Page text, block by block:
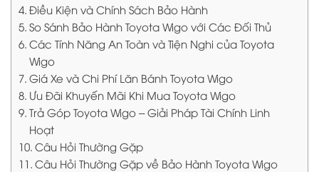
Điều Kiện và Chính Sách Bảo Hành
So Sánh Bảo Hành Toyota Wigo với Các Đối Thủ
Các Tính Năng An Toàn và Tiện Nghi của Toyota
Wigo
Giá Xe và Chi Phí Lăn Bánh Toyota Wigo
Ưu Đãi Khuyến Mãi Khi Mua Toyota Wigo
Trả Góp Toyota Wigo – Giải Pháp Tài Chính Linh
Hoạt
Câu Hỏi Thường Gặp
Câu Hỏi Thường Gặp về Bảo Hành Toyota Wigo